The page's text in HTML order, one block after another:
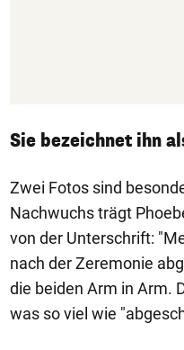
Sie bezeichnet ihn
Zwei Fotos sind
Nachwuchs trägt
von der Unterschrift:
nach der Zeremonie
die beiden Arm in Arm.
was so viel wie